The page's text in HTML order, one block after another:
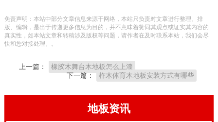
价格1000元以上/平方米；对于学校、社区、企业工会的
篮球场馆，铺装枫木B级，桦木A级面板，双龙骨、单
元/平方米。
舞台，以及艺术教室，松木材质再适合不过。松木舞台
免责声明：本站中部分文章信息来源于网络，本站只负责对文章进行整理、排
版、编辑，是出于传递更多信息为目的，并不意味着赞同其观点或证实其内容的
真实性，如本站文章和转稿涉及版权等问题，请作者在及时联系本站，我们会尽
快和您对接处理。。
上一篇：
橡胶木舞台木地板怎么上漆
下一篇：
柞木体育木地板安装方式有哪些
地板资讯